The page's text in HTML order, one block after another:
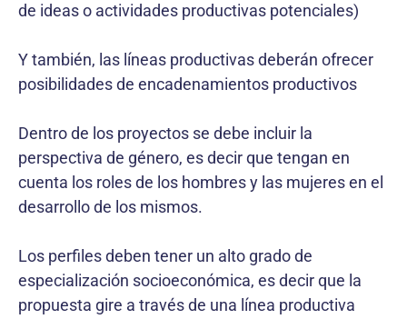
de ideas o actividades productivas potenciales)
Y también, las líneas productivas deberán ofrecer
posibilidades de encadenamientos productivos
Dentro de los proyectos se debe incluir la
perspectiva de género, es decir que tengan en
cuenta los roles de los hombres y las mujeres en el
desarrollo de los mismos.
Los perfiles deben tener un alto grado de
especialización socioeconómica, es decir que la
propuesta gire a través de una línea productiva